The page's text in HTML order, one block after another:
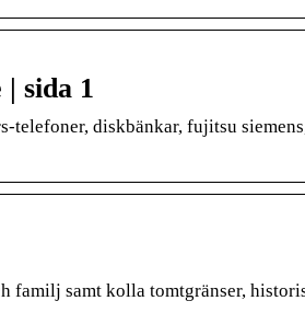
sida 1
telefoner, diskbänkar, fujitsu
familj samt kolla tomtgränser,